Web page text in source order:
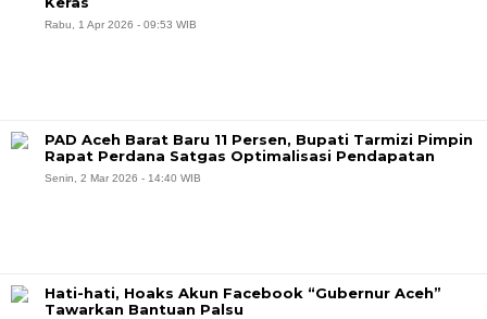
Rabu, 1 Apr 2026 - 09:53 WIB
PAD Aceh Barat Baru 11 Persen, Bupati Tarmizi Pimpin
Rapat Perdana Satgas Optimalisasi Pendapatan
Senin, 2 Mar 2026 - 14:40 WIB
Hati-hati, Hoaks Akun Facebook “Gubernur Aceh”
Tawarkan Bantuan Palsu